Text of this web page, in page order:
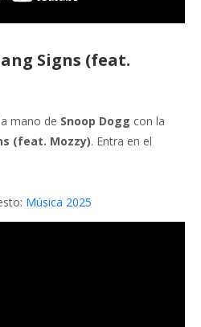
Signs (feat.
mano de Snoop Dogg con la
(feat. Mozzy). Entra en el
Música 2025